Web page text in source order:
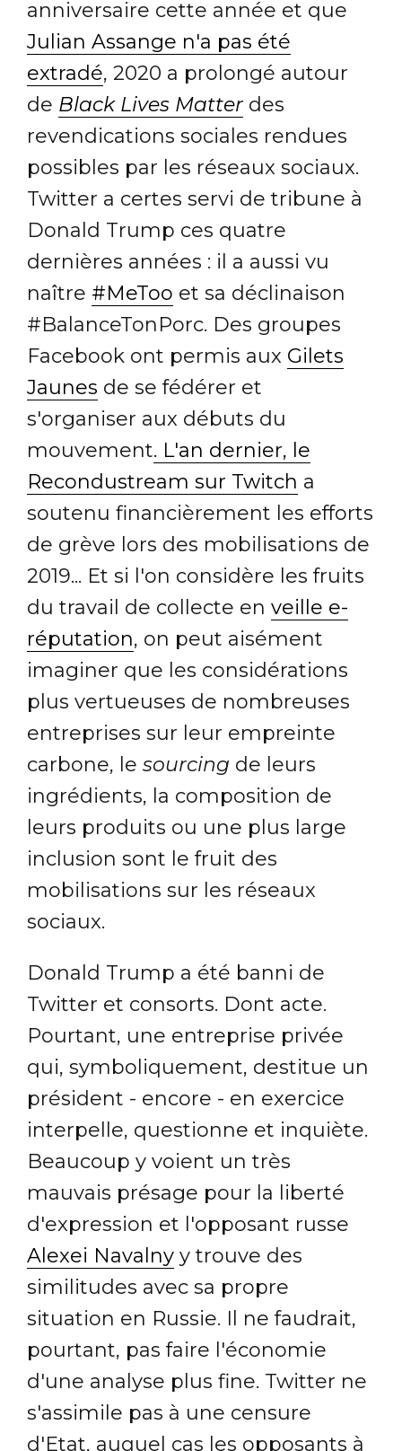
anniversaire cette année et que
Julian Assange n'a pas été
extradé, 2020 a prolongé autour
de Black Lives Matter des
revendications sociales rendues
possibles par les réseaux sociaux.
Twitter a certes servi de tribune à
Donald Trump ces quatre
dernières années : il a aussi vu
naître #MeToo et sa déclinaison
#BalanceTonPorc. Des groupes
Facebook ont permis aux Gilets
Jaunes de se fédérer et
s'organiser aux débuts du
mouvement. L'an dernier, le
Recondustream sur Twitch a
soutenu financièrement les efforts
de grève lors des mobilisations de
2019... Et si l'on considère les fruits
du travail de collecte en veille e-
réputation, on peut aisément
imaginer que les considérations
plus vertueuses de nombreuses
entreprises sur leur empreinte
carbone, le sourcing de leurs
ingrédients, la composition de
leurs produits ou une plus large
inclusion sont le fruit des
mobilisations sur les réseaux
sociaux.
Donald Trump a été banni de
Twitter et consorts. Dont acte.
Pourtant, une entreprise privée
qui, symboliquement, destitue un
président - encore - en exercice
interpelle, questionne et inquiète.
Beaucoup y voient un très
mauvais présage pour la liberté
d'expression et l'opposant russe
Alexei Navalny y trouve des
similitudes avec sa propre
situation en Russie. Il ne faudrait,
pourtant, pas faire l'économie
d'une analyse plus fine. Twitter ne
s'assimile pas à une censure
d'Etat, auquel cas les opposants à